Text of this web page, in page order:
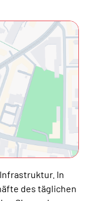
In
des täglichen